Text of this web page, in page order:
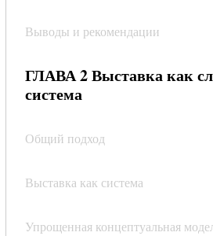
Выводы и рекомендации
ГЛАВА 2 Выставка как
система
Общий подход
Выставка как система
Упрощенная концептуальная